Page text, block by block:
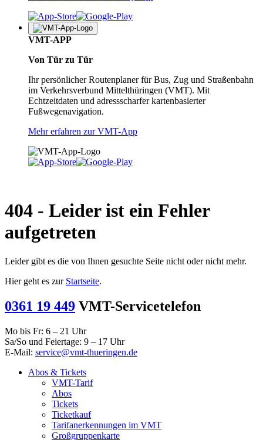
VMT-APP
Von Tür zu Tür
Ihr persönlicher Routenplaner für Bus, Zug und Straßenbahn
im Verkehrsverbund Mittelthüringen (VMT). Mit
Echtzeitdaten und adressscharfer kartenbasierter
Fußwegenavigation.
Mehr erfahren zur VMT-App
404 - Leider ist ein Fehler
aufgetreten
Leider gibt es die von Ihnen gesuchte Seite nicht oder nicht mehr.
Hier geht es zur Startseite.
0361 19 449 VMT-Servicetelefon
Mo bis Fr: 6 – 21 Uhr
Sa/So und Feiertage: 9 – 17 Uhr
E-Mail: service@vmt-thueringen.de
Abos & Tickets
VMT-Tarif
Abos
Tickets
Ticketkauf
Tarifanerkennungen im VMT
Großgruppenkarte